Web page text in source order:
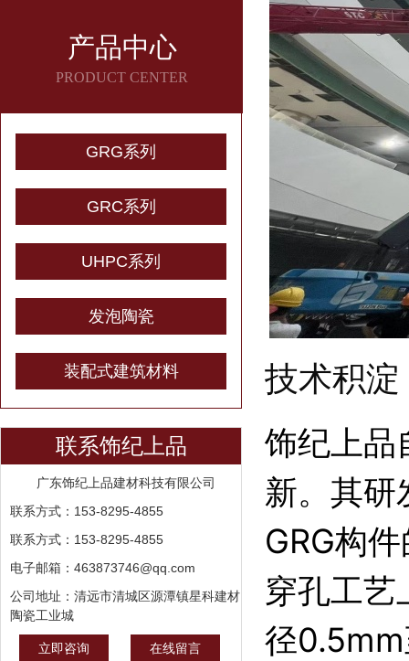
产品中心
PRODUCT CENTER
GRG系列
GRC系列
UHPC系列
发泡陶瓷
装配式建筑材料
联系饰纪上品
广东饰纪上品建材科技有限公司
联系方式：153-8295-4855
联系方式：153-8295-4855
电子邮箱：463873746@qq.com
公司地址：清远市清城区源潭镇星科建材
陶瓷工业城
立即咨询 在线留言
技术积
饰纪上品
新。其研
GRG构
穿孔工
径